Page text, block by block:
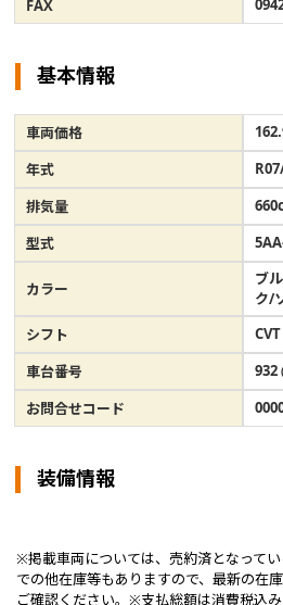
FAX
基本情報
車両価格
年式
排気量
型式
カラー
ブ
ク/
シフト
CVT
車台番号
932
お問合せコード
装備情報
※掲載車両については、売約済となって
での他在庫等もありますので、最新の在
ご確認ください。※支払総額は消費税込